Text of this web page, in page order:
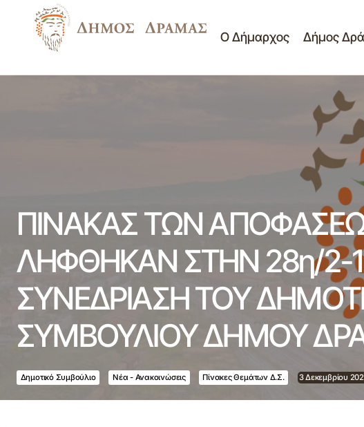
Ο Δήμαρχος Δήμος
ΠΙΝΑΚΑΣ ΤΩΝ
ΛΗΦΘΗΚΑΝ ΣΤΗΝ 28η/2-
ΣΥΝΕΔΡΙΑΣΗ ΤΟΥ
ΣΥΜΒΟΥΛΙΟΥ ΔΗΜΟΥ
Δημοτικό Συμβούλιο Νέα - Ανακοινώσεις Πίνακες Θεμάτων Δ.Σ. 3 Δεκεμβρίου